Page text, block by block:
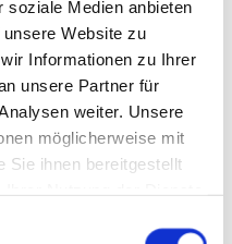
soziale Medien anbieten
Website zu
Informationen zu Ihrer
unsere Partner für
weiter. Unsere
möglicherweise mit
Sie ihnen bereitgestellt
Cookies, die wir
zusammen
Cookies.
Maximale
Sitzun